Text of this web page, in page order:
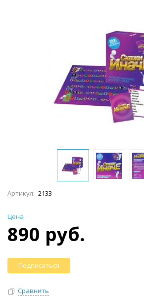
Артикул: 2133
Цена
890 руб.
Подписаться
Сравнить